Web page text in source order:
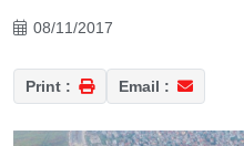
08/11/2017
Print : Email :